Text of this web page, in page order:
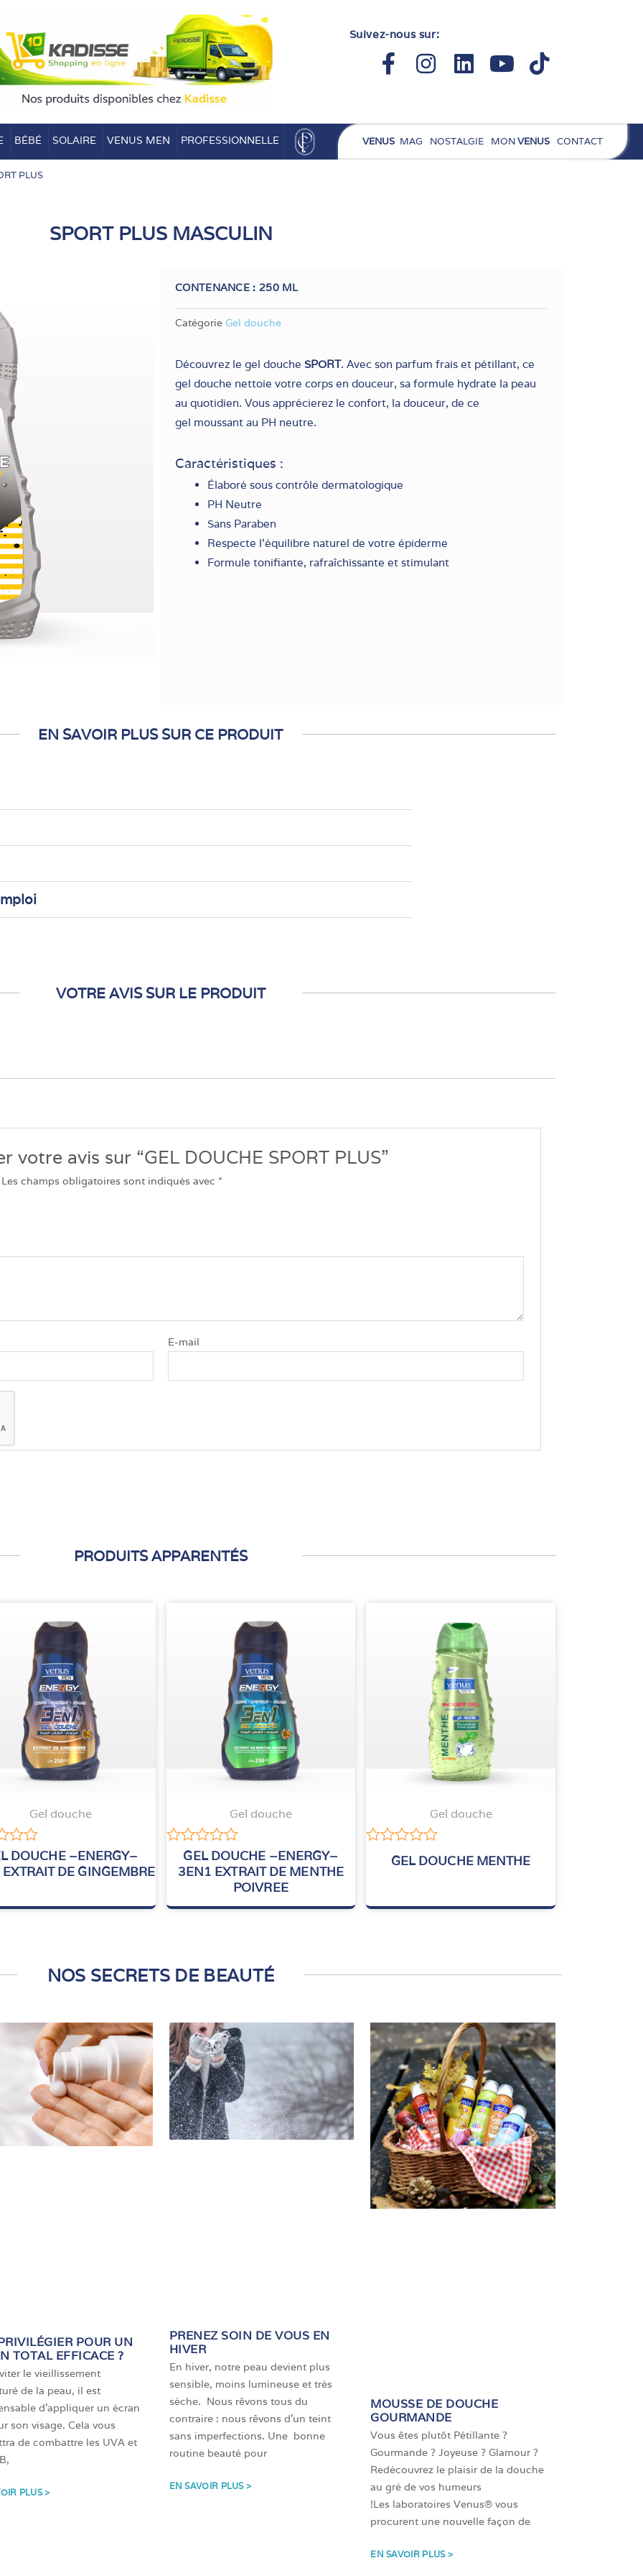
Suivez-nous sur:
Facebook-
f
Instagram
Linkedin
Youtube
Tiktok
BÉBÉ SOLAIRE VENUS MEN PROFESSIONNELLE VENUS MAG NOSTALGIE MONVENUS CONTACT
PLUS
SPORT PLUS MASCULIN
CONTENANCE : 250 ML
Catégorie Gel douche
Découvrez le gel douche SPORT. Avec son parfum frais et pétillant, ce
gel douche nettoie votre corps en douceur, sa formule hydrate la peau
au quotidien. Vous apprécierez le confort, la douceur, de ce
gel moussant au PH neutre.
Caractéristiques :
Élaboré sous contrôle dermatologique
PH Neutre
Sans Paraben
Respecte l’équilibre naturel de votre épiderme
Formule tonifiante, rafraîchissante et stimulant
EN SAVOIR PLUS SUR CE PRODUIT
VOTRE AVIS SUR LE PRODUIT
votre avis sur “GEL DOUCHE SPORT PLUS”
Les champs obligatoires sont indiqués avec *
E-mail
PRODUITS APPARENTÉS
Gel douche
DOUCHE –ENERGY–
DE GINGEMBRE
Gel douche
NoteGEL DOUCHE –ENERGY–
3EN1 EXTRAIT DE MENTHE
POIVREE
Gel douche
NoteGEL DOUCHE MENTHE
NOS SECRETS DE BEAUTÉ
POUR UN
TOTAL EFFICACE ?
le vieillissement
de la peau, il est
d’appliquer un écran
son visage. Cela vous
de combattre les UVA et
PLUS >
PRENEZ SOIN DE VOUS EN
HIVER
En hiver, notre peau devient plus
sensible, moins lumineuse et très
sèche. Nous rêvons tous du
contraire : nous rêvons d’un teint
sans imperfections. Une bonne
routine beauté pour
EN SAVOIR PLUS >
MOUSSE DE DOUCHE
GOURMANDE
Vous êtes plutôt Pétillante ?
Gourmande ? Joyeuse ? Glamour ?
Redécouvrez le plaisir de la douche
au gré de vos humeurs
!Les laboratoires Venus® vous
procurent une nouvelle façon de
EN SAVOIR PLUS >